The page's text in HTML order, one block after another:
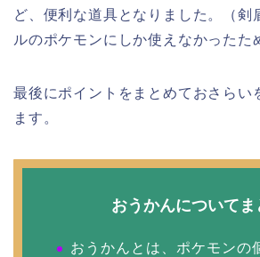
ど、便利な道具となりました。（剣
ルのポケモンにしか使えなかったた
最後にポイントをまとめておさらい
ます。
おうかんについてま
おうかんとは、ポケモンの